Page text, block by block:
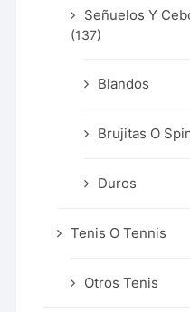
Señuelos Y
(137)
Blandos
Brujitas O
Duros
Tenis O Tennis
Otros Tenis